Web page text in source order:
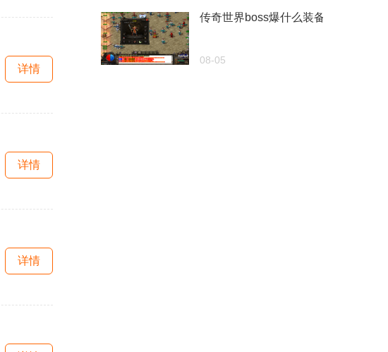
详情
详情
详情
传奇世界boss爆什么装备
08-05